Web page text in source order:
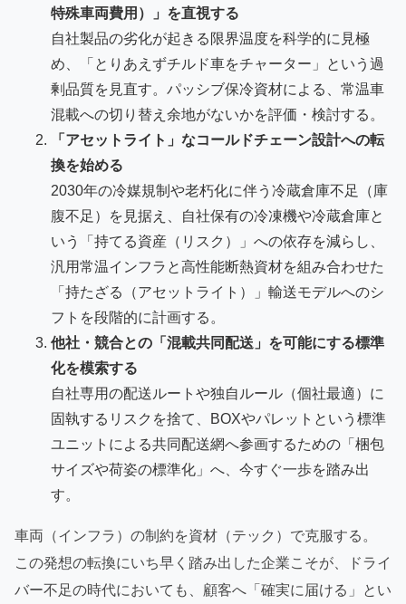
特殊車両費用）」を直視する
自社製品の劣化が起きる限界温度を科学的に見極
め、「とりあえずチルド車をチャーター」という過
剰品質を見直す。パッシブ保冷資材による、常温車
混載への切り替え余地がないかを評価・検討する。
「アセットライト」なコールドチェーン設計への転
換を始める
2030年の冷媒規制や老朽化に伴う冷蔵倉庫不足（庫
腹不足）を見据え、自社保有の冷凍機や冷蔵倉庫と
いう「持てる資産（リスク）」への依存を減らし、
汎用常温インフラと高性能断熱資材を組み合わせた
「持たざる（アセットライト）」輸送モデルへのシ
フトを段階的に計画する。
他社・競合との「混載共同配送」を可能にする標準
化を模索する
自社専用の配送ルートや独自ルール（個社最適）に
固執するリスクを捨て、BOXやパレットという標準
ユニットによる共同配送網へ参画するための「梱包
サイズや荷姿の標準化」へ、今すぐ一歩を踏み出
す。
車両（インフラ）の制約を資材（テック）で克服する。
この発想の転換にいち早く踏み出した企業こそが、ドライ
バー不足の時代においても、顧客へ「確実に届ける」とい